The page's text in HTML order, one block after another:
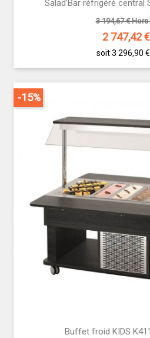
Salad'Bar réfrigéré central
3 194,67 € Hors
2 747,42
soit 3 296,90 €
Buffet froid KIDS
-15%